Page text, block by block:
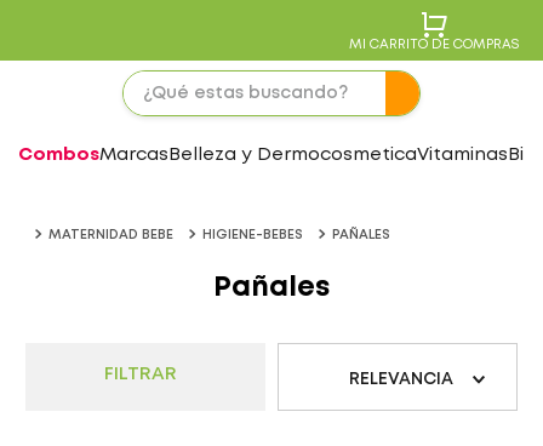
MI CARRITO DE COMPRAS
CombosMarcas Belleza y DermocosmeticaVitaminas
MATERNIDAD BEBE HIGIENE-BEBES PAÑALES
Pañales
FILTRAR RELEVANCIA